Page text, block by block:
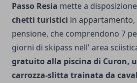
Passo Resia mette a
chetti turistici in
pensione, che comprendono 7
giorni di skipass nel­l' area
gratuito alla piscina di Curon,
carrozza-slitta trai­nata da